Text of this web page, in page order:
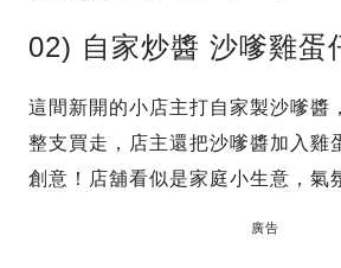
02) 自家炒醬 沙嗲雞蛋
這間新開的小店主打自家製沙嗲醬
整支買走，店主還把沙嗲醬加入雞
創意！店舖看似是家庭小生意，氣
廣告